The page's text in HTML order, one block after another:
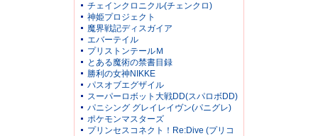
チェインクロニクル(チェンクロ)
神姫プロジェクト
魔界戦記ディスガイア
エバーテイル
プリストンテールＭ
とある魔術の禁書目録
勝利の女神NIKKE
パスオブエグザイル
スーパーロボット大戦DD(スパロボDD)
パニシング グレイレイヴン(パニグレ)
ポケモンマスターズ
プリンセスコネクト！Re:Dive (プリコ